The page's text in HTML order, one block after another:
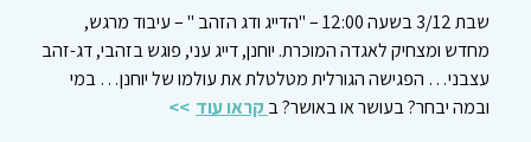
שבת 3/12 בשעה 12:00 – "הדייג ודג הזהב " – עיבוד מרגש,
מחדש ומצחיק לאגדה המוכרת. יוחנן, דייג עני, פוגש בזהבי, דג-זהב
עצבני… הפגישה הגורלית מטלטלת את עולמו של יוחנן… במי
ובמה יבחר? בעושר או באושר? ב קראו עוד